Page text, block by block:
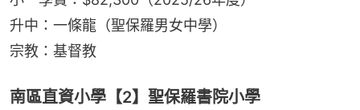
升中：一條龍（聖保羅男女中學）
宗教：基督教
南區直資小學【2】聖保羅書院小學